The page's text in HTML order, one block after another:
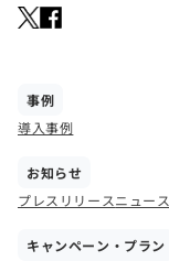
事例
導入事例
お知らせ
プレスリリースニュース
キャンペーン・プラン